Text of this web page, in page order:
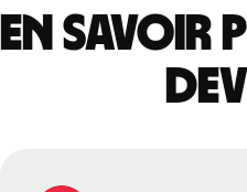
En savoir